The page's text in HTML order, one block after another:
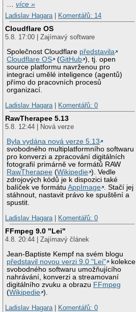
…více »
Ladislav Hagara | Komentářů: 14
Cloudflare OS
5.8. 17:00 | Zajímavý software
Společnost Cloudflare představila
Cloudflare OS
(GitHub ), tj. open
source platformu navrženou pro
integraci umělé inteligence (agentů)
přímo do pracovních procesů
organizací.
Ladislav Hagara | Komentářů: 0
RawTherapee 5.13
5.8. 12:44 | Nová verze
Byla vydána nová verze 5.13
svobodného multiplatformního softwaru
pro konverzi a zpracování digitálních
fotografií primárně ve formátů RAW
RawTherapee (Wikipedie ). Vedle
zdrojových kódů je k dispozici také
balíček ve formátuAppImage
. Stačí jej
stáhnout, nastavit právo ke spuštění a
spustit.
Ladislav Hagara | Komentářů: 0
FFmpeg 9.0 "Lei"
4.8. 20:44 | Zajímavý článek
Jean-Baptiste Kempf na svém blogu
představil novou verzi 9.0 "Lei"
kolekce
svobodného softwaru umožňujícího
nahrávání, konverzi a streamovaní
digitálního zvuku a obrazu FFmpeg
(Wikipedie ).
Ladislav Hagara | Komentářů: 0